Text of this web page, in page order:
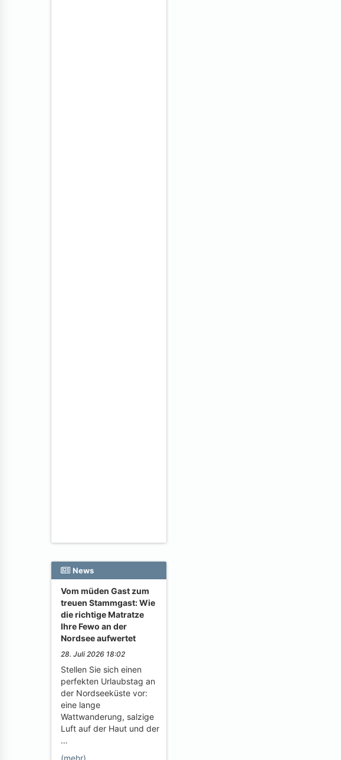
News
Vom müden Gast zum
treuen Stammgast: Wie
die richtige Matratze
Ihre Fewo an der
Nordsee aufwertet
28. Juli 2026 18:02
Stellen Sie sich einen
perfekten Urlaubstag an
der Nordseeküste vor:
eine lange
Wattwanderung, salzige
Luft auf der Haut und der
…
(mehr)